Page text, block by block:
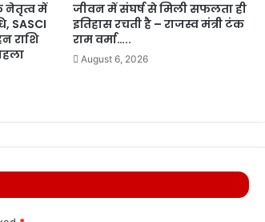
नेतृत्व में
SASCI
राशि
जीवन में संघर्ष से मिली सफलता ही
इतिहास रचती है – राजस्व मंत्री टंक
राम वर्मा…..
August 6, 2026